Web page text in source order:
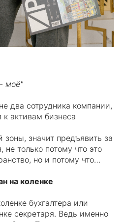
моё"
два сотрудника компании,
активам бизнеса
зоны, значит предъявить за
не только потому что это
но и потому что…
на коленке
бухгалтера или
секретаря. Ведь именно